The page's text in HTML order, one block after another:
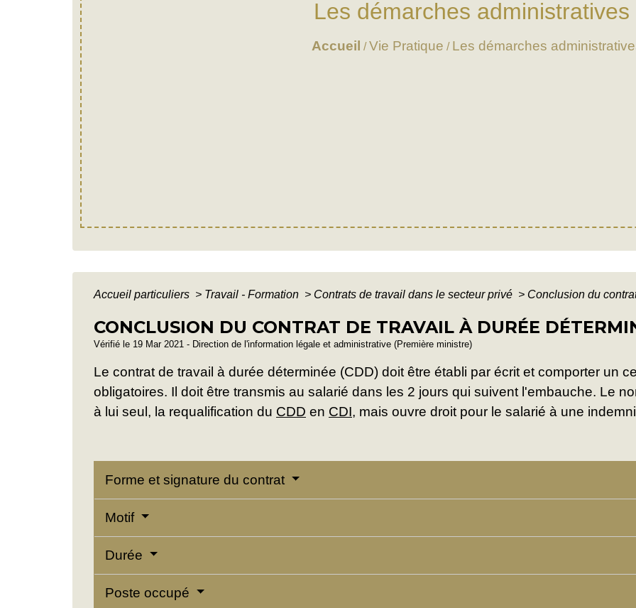
Les démarches administratives
Accueil /Vie Pratique / Les démarches
Accueil particuliers > Travail - Formation > Contrats de travail dans le secteur privé > Conclusion du
CONCLUSION DU CONTRAT DE TRAVAIL À DURÉE
Vérifié le 19 Mar 2021 - Direction de l'information légale et administrative (Première ministre)
Le contrat de travail à durée déterminée (CDD) doit être établi par écrit et comporter un
obligatoires. Il doit être transmis au salarié dans les 2 jours qui suivent l'embauche. Le
à lui seul, la requalification du CDD en CDI, mais ouvre droit pour le salarié à une
Forme et signature du contrat
Motif
Durée
Poste occupé